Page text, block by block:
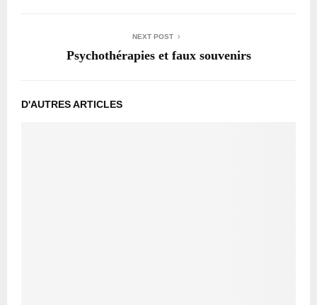
NEXT POST
Psychothérapies et faux souvenirs
D'AUTRES ARTICLES